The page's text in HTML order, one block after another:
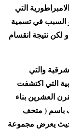
التي
السبب في تسمية
لكن نتيجة انقسام
والتي
الغربية التي اكتشفت
العشرين بناء
باسم ( متحف
البيزنطة ) أفتتح في عام 1972 م حيث يعرض مجموعة